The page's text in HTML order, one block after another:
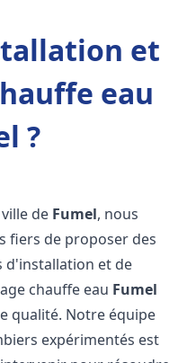
et
eau
?
de Fumel, nous
fiers de proposer des
d'installation et de
chauffe eau Fumel
qualité. Notre équipe
expérimentés est